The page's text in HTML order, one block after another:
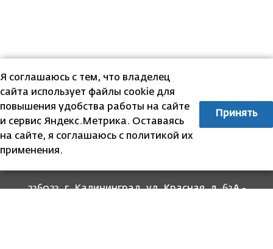
236023, г. Калининград, ул. Красная, д. 63А -
Я соглашаюсь с тем, что владелец
сайта использует файлы cookie для
повышения удобства работы на сайте
и сервис Яндекс.Метрика. Оставаясь
на сайте, я соглашаюсь с политикой их
применения.
Принять